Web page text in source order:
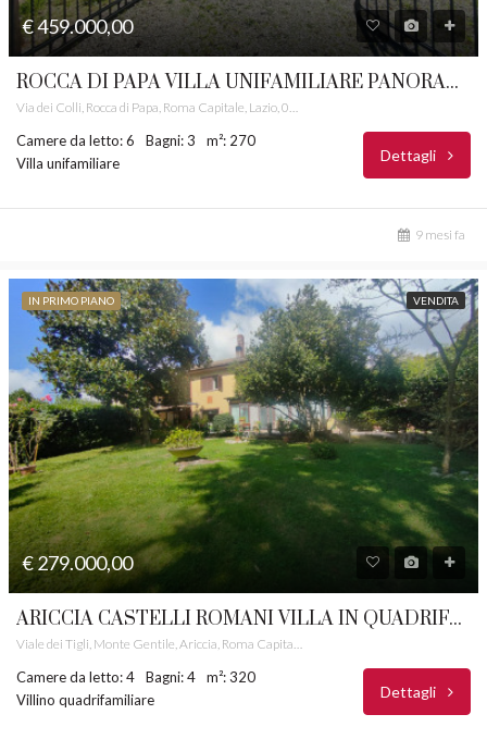
€ 459.000,00
ROCCA DI PAPA VILLA UNIFAMILIARE PANORAMICA CASTELLI ROMANI RIF.0001
Camere da letto: 6 Bagni: 3
m²: 270
Villa unifamiliare
Dettagli
9 mesi fa
IN PRIMO PIANO VENDITA
€ 279.000,00
ARICCIA CASTELLI ROMANI VILLA IN QUADRIFAMILARE ANGOLARE NUDA PROPRIETA’ RIF. 61
Viale dei Tigli, Monte Gentile, Ariccia, Roma Capitale, Lazio, 00074, Italia
Camere da letto: 4 Bagni: 4
m²: 320
Villino quadrifamiliare
Dettagli